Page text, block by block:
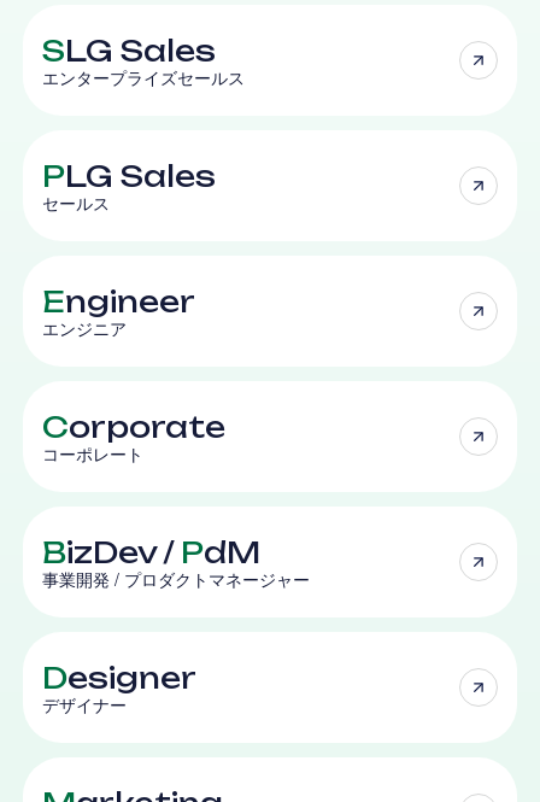
SLG Sales
エンタープライズセールス
PLG Sales
セールス
Engineer
エンジニア
Corporate
コーポレート
BizDev / PdM
事業開発 / プロダクトマネージャー
Designer
デザイナー